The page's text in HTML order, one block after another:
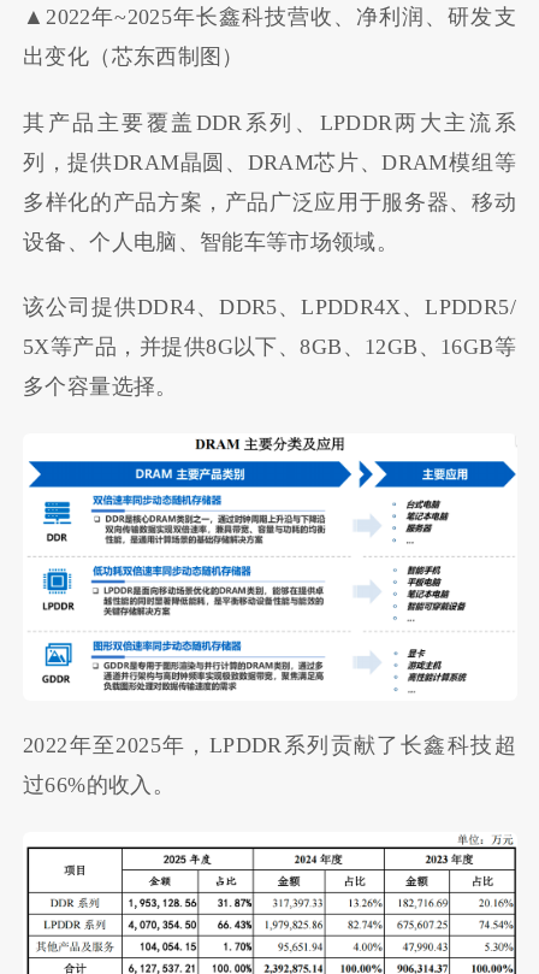
▲2022年~2025年长鑫科技营收、净利润、研发支
出变化（芯东西制图）
其产品主要覆盖DDR系列、LPDDR两大主流系
列，提供DRAM晶圆、DRAM芯片、DRAM模组等
多样化的产品方案，产品广泛应用于服务器、移动
设备、个人电脑、智能车等市场领域。
该公司提供DDR4、DDR5、LPDDR4X、LPDDR5/
5X等产品，并提供8G以下、8GB、12GB、16GB等
多个容量选择。
2022年至2025年，LPDDR系列贡献了长鑫科技超
过66%的收入。